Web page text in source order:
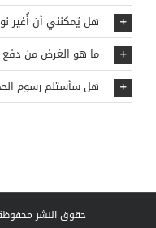
هل يُمكنني أن أُغير
ما هو الغرض من دفع
هل سأستلم رسوم
حقوق النشر محفوظة 2018 | عمان للخدمات